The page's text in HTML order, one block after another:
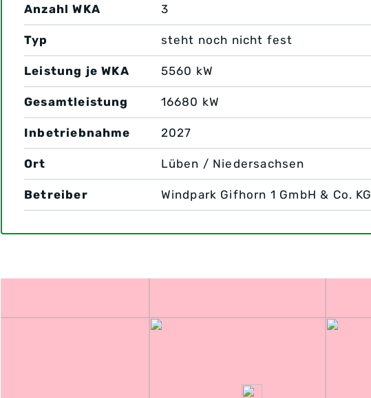
Anzahl WKA 3
Typ steht noch nicht fest
Leistung je WKA 5560 kW
Gesamtleistung 16680 kW
Inbetriebnahme 2027
Ort Lüben / Niedersachsen
Betreiber Windpark Gifhorn 1 GmbH & Co. KG